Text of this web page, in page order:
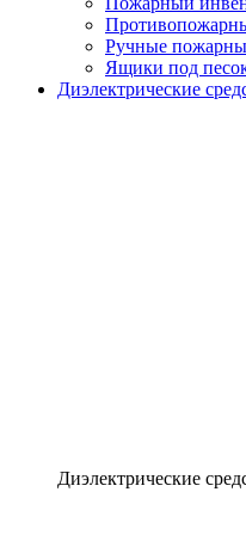
Ручные
Ящики под
Диэлектрические
Диэлектрические